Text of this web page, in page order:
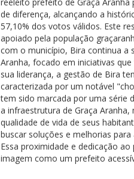
de diferença, alcançando a
57,10% dos votos válidos. Este
apoiado pela população
com o município, Bira continua a
Aranha, focado em iniciativas
sua liderança, a gestão de Bira
caracterizada por um notável
tem sido marcada por uma série
a infraestrutura de Graça
qualidade de vida de seus
buscar soluções e melhorias
Essa proximidade e dedicação
imagem como um prefeito